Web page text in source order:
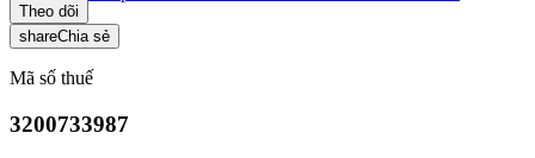
Theo dõi
shareChia sẻ
Mã số thuế
3200733987